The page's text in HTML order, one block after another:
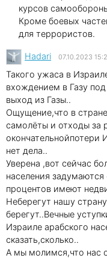
курсов
Кроме боевых
для террористов.
Hadari 07.10.2023
Такого ужаса в
вхождением в Газу
выход из Газы..
Ощущение,что в
самолёты и отходы за
окончательнойпотери
нет дела..
Уверена ,вот сейчас
населения
процентов имеют
Неберегут нашу
берегут..Вечные
Израиле арабского
сказать,сколько..
А мы молимся,что нас